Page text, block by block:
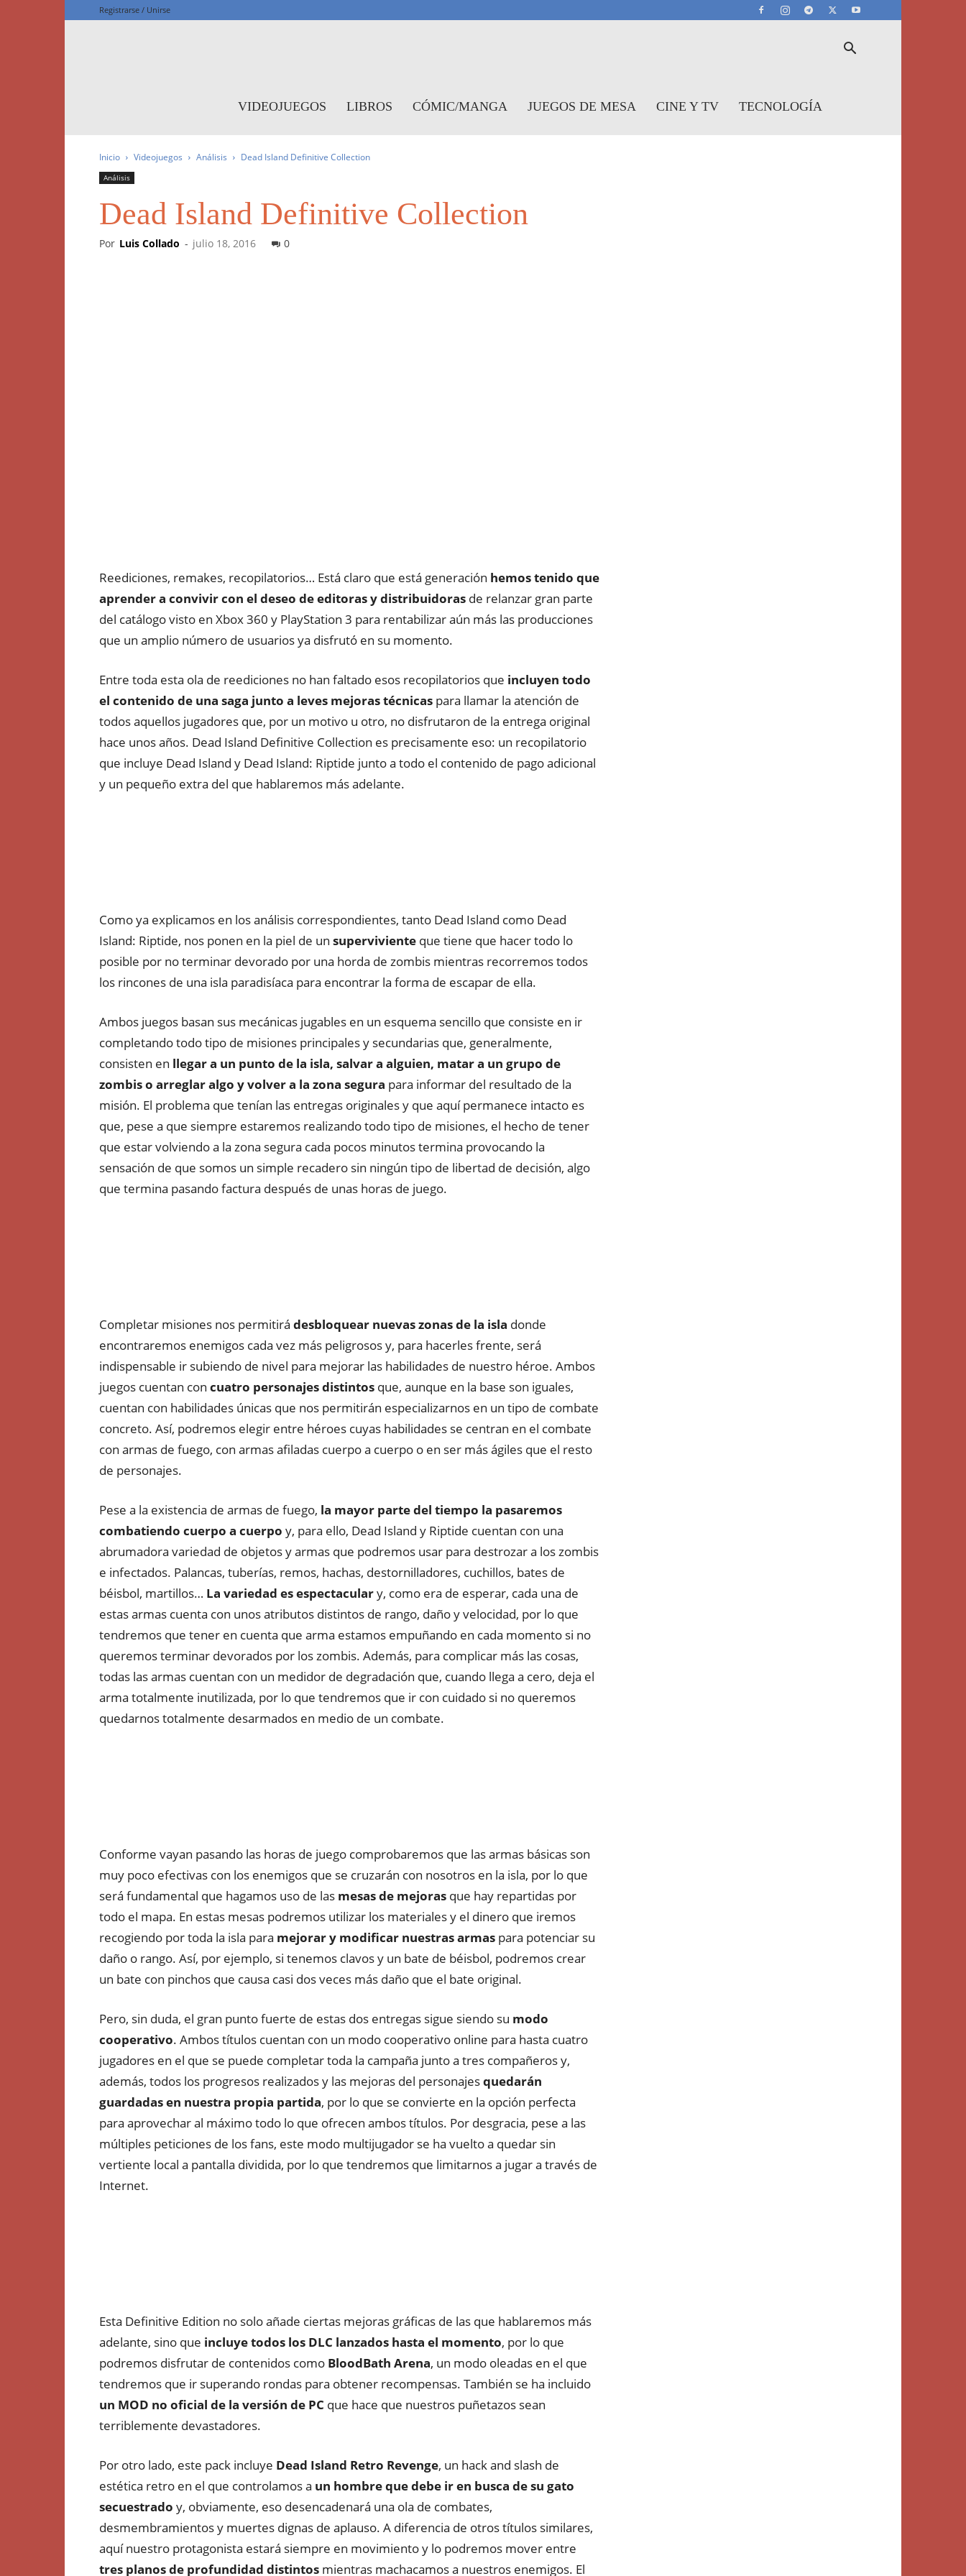
Registrarse / Unirse
VIDEOJUEGOS LIBROS CÓMIC/MANGA JUEGOS DE MESA CINE Y TV TECNOLOGÍA
Inicio Videojuegos Análisis Dead Island Definitive Collection
Análisis
Dead Island Definitive Collection
Por Luis Collado - julio 18, 2016 0
Reediciones, remakes, recopilatorios… Está claro que está generación hemos tenido que
aprender a convivir con el deseo de editoras y distribuidoras de relanzar gran parte
del catálogo visto en Xbox 360 y PlayStation 3 para rentabilizar aún más las producciones
que un amplio número de usuarios ya disfrutó en su momento.
Entre toda esta ola de reediciones no han faltado esos recopilatorios que incluyen todo
el contenido de una saga junto a leves mejoras técnicas para llamar la atención de
todos aquellos jugadores que, por un motivo u otro, no disfrutaron de la entrega original
hace unos años. Dead Island Definitive Collection es precisamente eso: un recopilatorio
que incluye Dead Island y Dead Island: Riptide junto a todo el contenido de pago adicional
y un pequeño extra del que hablaremos más adelante.
Como ya explicamos en los análisis correspondientes, tanto Dead Island como Dead
Island: Riptide, nos ponen en la piel de un superviviente que tiene que hacer todo lo
posible por no terminar devorado por una horda de zombis mientras recorremos todos
los rincones de una isla paradisíaca para encontrar la forma de escapar de ella.
Ambos juegos basan sus mecánicas jugables en un esquema sencillo que consiste en ir
completando todo tipo de misiones principales y secundarias que, generalmente,
consisten en llegar a un punto de la isla, salvar a alguien, matar a un grupo de
zombis o arreglar algo y volver a la zona segura para informar del resultado de la
misión. El problema que tenían las entregas originales y que aquí permanece intacto es
que, pese a que siempre estaremos realizando todo tipo de misiones, el hecho de tener
que estar volviendo a la zona segura cada pocos minutos termina provocando la
sensación de que somos un simple recadero sin ningún tipo de libertad de decisión, algo
que termina pasando factura después de unas horas de juego.
Completar misiones nos permitirá desbloquear nuevas zonas de la isla donde
encontraremos enemigos cada vez más peligrosos y, para hacerles frente, será
indispensable ir subiendo de nivel para mejorar las habilidades de nuestro héroe. Ambos
juegos cuentan con cuatro personajes distintos que, aunque en la base son iguales,
cuentan con habilidades únicas que nos permitirán especializarnos en un tipo de combate
concreto. Así, podremos elegir entre héroes cuyas habilidades se centran en el combate
con armas de fuego, con armas afiladas cuerpo a cuerpo o en ser más ágiles que el resto
de personajes.
Pese a la existencia de armas de fuego, la mayor parte del tiempo la pasaremos
combatiendo cuerpo a cuerpo y, para ello, Dead Island y Riptide cuentan con una
abrumadora variedad de objetos y armas que podremos usar para destrozar a los zombis
e infectados. Palancas, tuberías, remos, hachas, destornilladores, cuchillos, bates de
béisbol, martillos… La variedad es espectaculary, como era de esperar, cada una de
estas armas cuenta con unos atributos distintos de rango, daño y velocidad, por lo que
tendremos que tener en cuenta que arma estamos empuñando en cada momento si no
queremos terminar devorados por los zombis. Además, para complicar más las cosas,
todas las armas cuentan con un medidor de degradación que, cuando llega a cero, deja el
arma totalmente inutilizada, por lo que tendremos que ir con cuidado si no queremos
quedarnos totalmente desarmados en medio de un combate.
Conforme vayan pasando las horas de juego comprobaremos que las armas básicas son
muy poco efectivas con los enemigos que se cruzarán con nosotros en la isla, por lo que
será fundamental que hagamos uso de las mesas de mejoras que hay repartidas por
todo el mapa. En estas mesas podremos utilizar los materiales y el dinero que iremos
recogiendo por toda la isla para mejorar y modificar nuestras armas para potenciar su
daño o rango. Así, por ejemplo, si tenemos clavos y un bate de béisbol, podremos crear
un bate con pinchos que causa casi dos veces más daño que el bate original.
Pero, sin duda, el gran punto fuerte de estas dos entregas sigue siendo su modo
cooperativo. Ambos títulos cuentan con un modo cooperativo online para hasta cuatro
jugadores en el que se puede completar toda la campaña junto a tres compañeros y,
además, todos los progresos realizados y las mejoras del personajesquedarán
guardadas en nuestra propia partida, por lo que se convierte en la opción perfecta
para aprovechar al máximo todo lo que ofrecen ambos títulos. Por desgracia, pese a las
múltiples peticiones de los fans, este modo multijugador se ha vuelto a quedar sin
vertiente local a pantalla dividida, por lo que tendremos que limitarnos a jugar a través de
Internet.
Esta Definitive Edition no solo añade ciertas mejoras gráficas de las que hablaremos más
adelante, sino que incluye todos los DLC lanzados hasta el momento, por lo que
podremos disfrutar de contenidos como BloodBath Arena, un modo oleadas en el que
tendremos que ir superando rondas para obtener recompensas. También se ha incluido
un MOD no oficial de la versión de PC que hace que nuestros puñetazos sean
terriblemente devastadores.
Por otro lado, este pack incluye Dead Island Retro Revenge, un hack and slash de
estética retro en el que controlamos a un hombre que debe ir en busca de su gato
secuestrado y, obviamente, eso desencadenará una ola de combates,
desmembramientos y muertes dignas de aplauso. A diferencia de otros títulos similares,
aquí nuestro protagonista estará siempre en movimiento y lo podremos mover entre
tres planos de profundidad distintos mientras machacamos a nuestros enemigos. El